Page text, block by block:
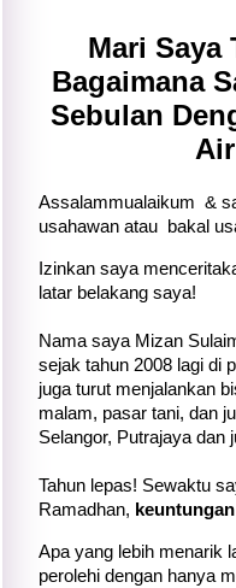
Mari Saya
Bagaimana
Sebulan
Assalammualaikum &
usahawan atau bakal
Izinkan saya
latar belakang saya!
Nama saya Mizan
sejak tahun 2008 lagi di
juga turut menjalankan
malam, pasar tani, dan
Selangor, Putrajaya dan
Tahun lepas! Sewaktu
Ramadhan,
Apa yang lebih menarik
perolehi dengan hanya